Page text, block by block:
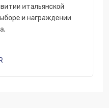
итальянской
и награждении